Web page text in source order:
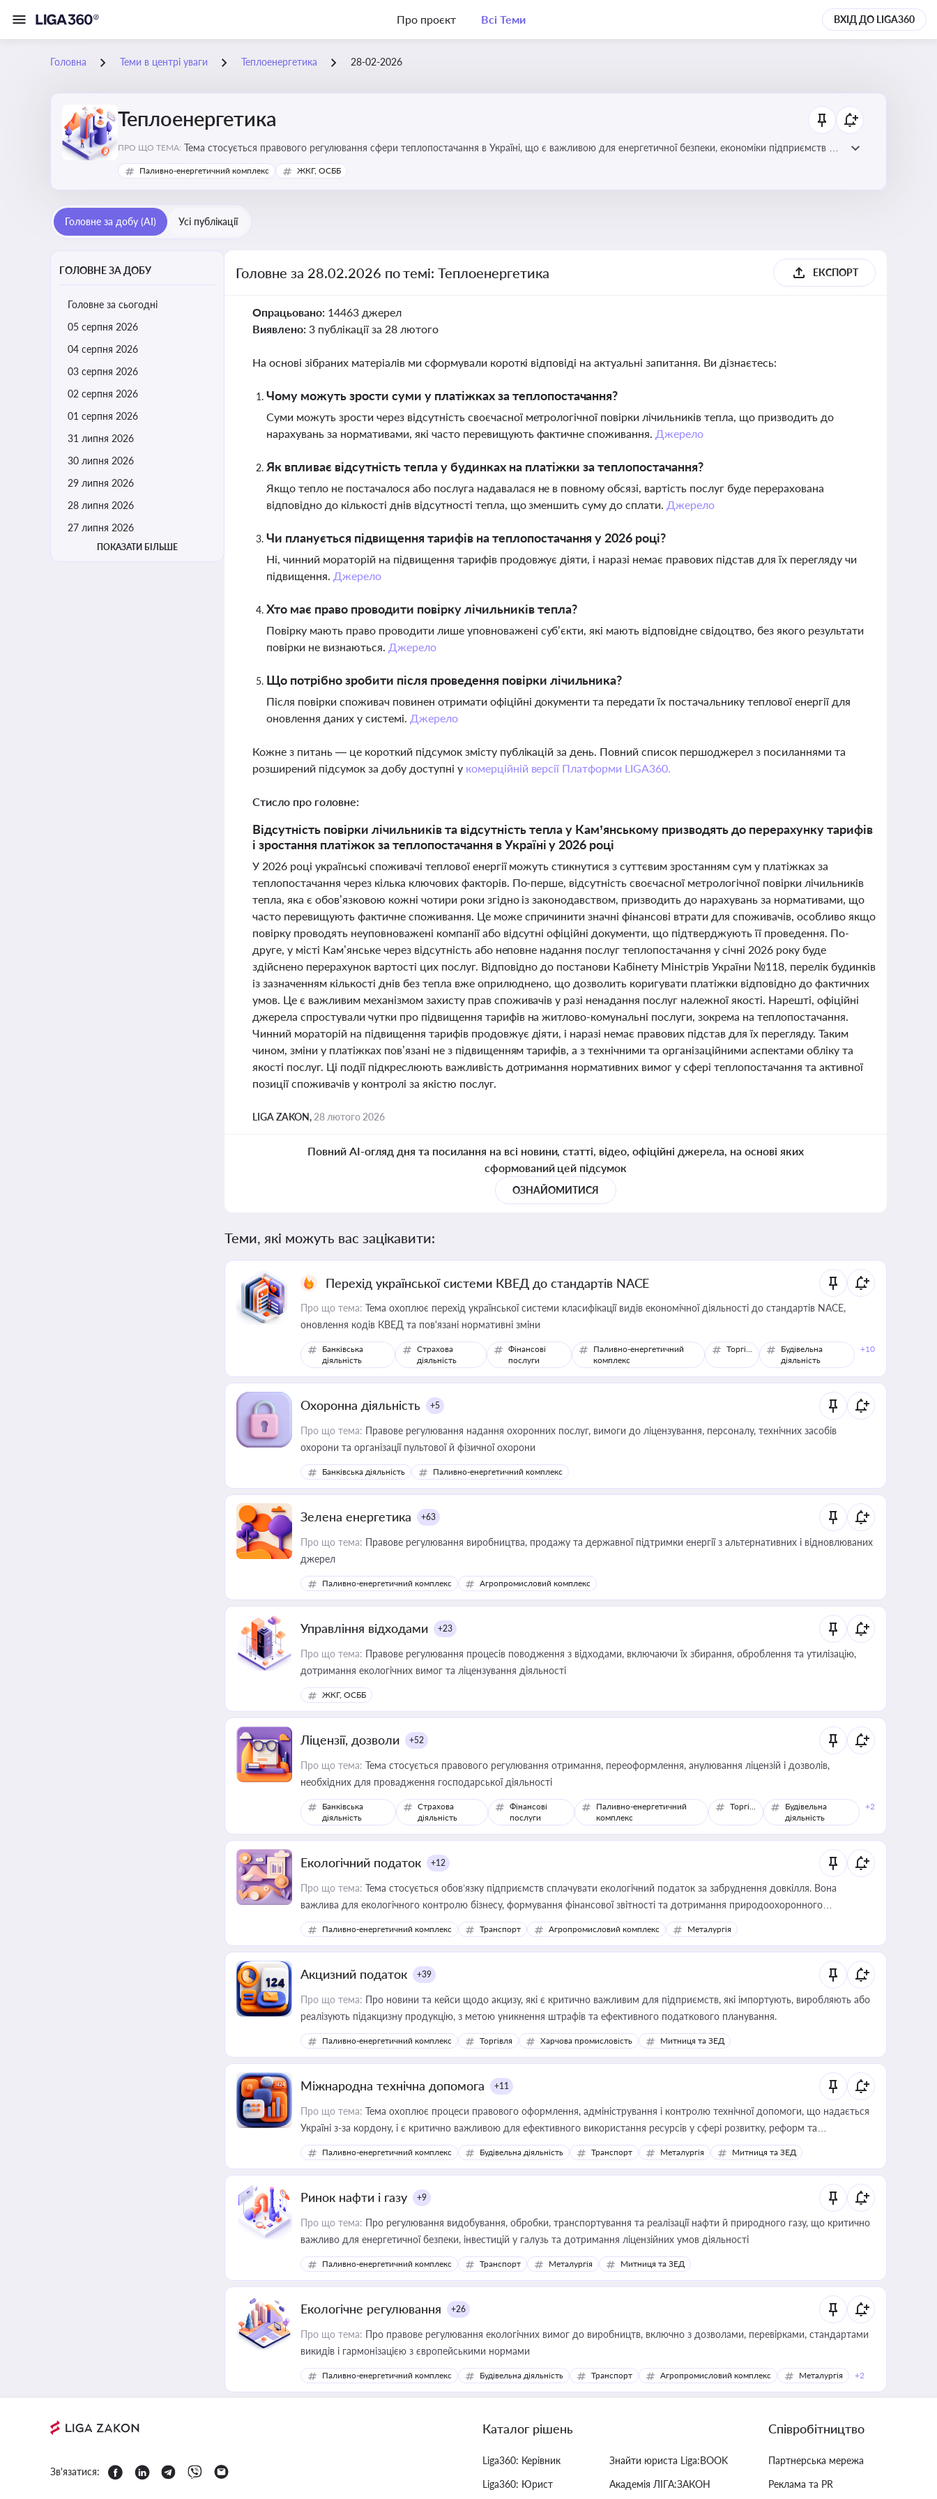
Про проєкт Всі Теми ВХІД ДО LIGA360
Головна Теми в центрі уваги Теплоенергетика 28-02-2026
Теплоенергетика
ПРО ЩО ТЕМА: Тема стосується правового регулювання сфери теплопостачання в Україні, що є важливою для енергетичної безпеки, економіки підприємств та
дотримання законодавчих вимог у сфері комунальних послуг
Паливно-енергетичний комплекс ЖКГ, ОСББ
Головне за добу (AI) Усі публікації
ГОЛОВНЕ ЗА ДОБУ
Головне за сьогодні
05 серпня 2026
04 серпня 2026
03 серпня 2026
02 серпня 2026
01 серпня 2026
31 липня 2026
30 липня 2026
29 липня 2026
28 липня 2026
27 липня 2026
ПОКАЗАТИ БІЛЬШЕ
Головне за 28.02.2026 по темі: Теплоенергетика ЕКСПОРТ
Опрацьовано: 14463 джерел
Виявлено: 3 публікації за 28 лютого
На основі зібраних матеріалів ми сформували короткі відповіді на актуальні запитання. Ви дізнаєтесь:
Чому можуть зрости суми у платіжках за теплопостачання?
Суми можуть зрости через відсутність своєчасної метрологічної повірки лічильників тепла, що призводить до
нарахувань за нормативами, які часто перевищують фактичне споживання. Джерело
Як впливає відсутність тепла у будинках на платіжки за теплопостачання?
Якщо тепло не постачалося або послуга надавалася не в повному обсязі, вартість послуг буде перерахована
відповідно до кількості днів відсутності тепла, що зменшить суму до сплати. Джерело
Чи планується підвищення тарифів на теплопостачання у 2026 році?
Ні, чинний мораторій на підвищення тарифів продовжує діяти, і наразі немає правових підстав для їх перегляду чи
підвищення. Джерело
Хто має право проводити повірку лічильників тепла?
Повірку мають право проводити лише уповноважені суб’єкти, які мають відповідне свідоцтво, без якого результати
повірки не визнаються. Джерело
Що потрібно зробити після проведення повірки лічильника?
Після повірки споживач повинен отримати офіційні документи та передати їх постачальнику теплової енергії для
оновлення даних у системі. Джерело
Кожне з питань — це короткий підсумок змісту публікацій за день. Повний список першоджерел з посиланнями та
розширений підсумок за добу доступні у комерційній версії Платформи LIGA360.
Стисло про головне:
Відсутність повірки лічильників та відсутність тепла у Кам’янському призводять до перерахунку тарифів
і зростання платіжок за теплопостачання в Україні у 2026 році
У 2026 році українські споживачі теплової енергії можуть стикнутися з суттєвим зростанням сум у платіжках за
теплопостачання через кілька ключових факторів. По-перше, відсутність своєчасної метрологічної повірки лічильників
тепла, яка є обов’язковою кожні чотири роки згідно із законодавством, призводить до нарахувань за нормативами, що
часто перевищують фактичне споживання. Це може спричинити значні фінансові втрати для споживачів, особливо якщо
повірку проводять неуповноважені компанії або відсутні офіційні документи, що підтверджують її проведення. По-
друге, у місті Кам’янське через відсутність або неповне надання послуг теплопостачання у січні 2026 року буде
здійснено перерахунок вартості цих послуг. Відповідно до постанови Кабінету Міністрів України №118, перелік будинків
із зазначенням кількості днів без тепла вже оприлюднено, що дозволить коригувати платіжки відповідно до фактичних
умов. Це є важливим механізмом захисту прав споживачів у разі ненадання послуг належної якості. Нарешті, офіційні
джерела спростували чутки про підвищення тарифів на житлово-комунальні послуги, зокрема на теплопостачання.
Чинний мораторій на підвищення тарифів продовжує діяти, і наразі немає правових підстав для їх перегляду. Таким
чином, зміни у платіжках пов’язані не з підвищенням тарифів, а з технічними та організаційними аспектами обліку та
якості послуг. Ці події підкреслюють важливість дотримання нормативних вимог у сфері теплопостачання та активної
позиції споживачів у контролі за якістю послуг.
LIGA ZAKON, 28 лютого 2026
Повний AI-огляд дня та посилання на всі новини, статті, відео, офіційні джерела, на основі яких
сформований цей підсумок
ОЗНАЙОМИТИСЯ
Теми, які можуть вас зацікавити:
Перехід української системи КВЕД до стандартів NACE
Про що тема: Тема охоплює перехід української системи класифікації видів економічної діяльності до стандартів NACE,
оновлення кодів КВЕД та пов'язані нормативні зміни
Банківська
діяльність
Страхова
діяльність
Фінансові
послуги
Паливно-енергетичний
комплекс
Торгівля
Будівельна
діяльність
+10
Охоронна діяльність +5
Про що тема: Правове регулювання надання охоронних послуг, вимоги до ліцензування, персоналу, технічних засобів
охорони та організації пультової й фізичної охорони
Банківська діяльність Паливно-енергетичний комплекс
Зелена енергетика +63
Про що тема: Правове регулювання виробництва, продажу та державної підтримки енергії з альтернативних і відновлюваних
джерел
Паливно-енергетичний комплекс Агропромисловий комплекс
Управління відходами +23
Про що тема: Правове регулювання процесів поводження з відходами, включаючи їх збирання, оброблення та утилізацію,
дотримання екологічних вимог та ліцензування діяльності
ЖКГ, ОСББ
Ліцензії, дозволи +52
Про що тема: Тема стосується правового регулювання отримання, переоформлення, анулювання ліцензій і дозволів,
необхідних для провадження господарської діяльності
Банківська
діяльність
Страхова
діяльність
Фінансові
послуги
Паливно-енергетичний
комплекс
Торгівля
Будівельна
діяльність
+2
Екологічний податок +12
Про що тема: Тема стосується обов’язку підприємств сплачувати екологічний податок за забруднення довкілля. Вона
важлива для екологічного контролю бізнесу, формування фінансової звітності та дотримання природоохоронного
законодавства
Паливно-енергетичний комплекс Транспорт Агропромисловий комплекс Металургія
Акцизний податок +39
Про що тема: Про новини та кейси щодо акцизу, які є критично важливим для підприємств, які імпортують, виробляють або
реалізують підакцизну продукцію, з метою уникнення штрафів та ефективного податкового планування.
Паливно-енергетичний комплекс Торгівля Харчова промисловість Митниця та ЗЕД
Міжнародна технічна допомога +11
Про що тема: Тема охоплює процеси правового оформлення, адміністрування і контролю технічної допомоги, що надається
Україні з-за кордону, і є критично важливою для ефективного використання ресурсів у сфері розвитку, реформ та
інфраструктурних проєктів
Паливно-енергетичний комплекс Будівельна діяльність Транспорт Металургія Митниця та ЗЕД
Ринок нафти і газу +9
Про що тема: Про регулювання видобування, обробки, транспортування та реалізації нафти й природного газу, що критично
важливо для енергетичної безпеки, інвестицій у галузь та дотримання ліцензійних умов діяльності
Паливно-енергетичний комплекс Транспорт Металургія Митниця та ЗЕД
Екологічне регулювання +26
Про що тема: Про правове регулювання екологічних вимог до виробництв, включно з дозволами, перевірками, стандартами
викидів і гармонізацією з європейськими нормами
Паливно-енергетичний комплекс Будівельна діяльність Транспорт Агропромисловий комплекс Металургія +2
Зв'язатися:
Каталог рішень
Liga360: Керівник
Liga360: Юрист
Знайти юриста Liga:BOOK
Академія ЛІГА:ЗАКОН
Співробітництво
Партнерська мережа
Реклама та PR